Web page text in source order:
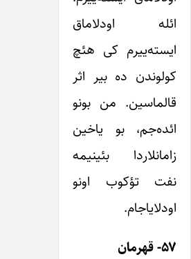
ائله اودلاماق
ایسته‌ییرم کی هئچ
کولوندن ده بیر اثر
قالماسین. من بونو
ائده‌جم، بو یاخین
زامانلاردا بئینیمه
نفت تؤکوب اونو
اودلایاجام.
۵۷- قهرمان